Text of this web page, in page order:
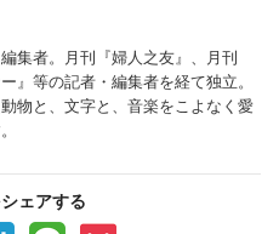
集者。月刊『婦人之友』、月刊
』等の記者・編集者を経て独立。
物と、文字と、音楽をこよなく愛
ェアする